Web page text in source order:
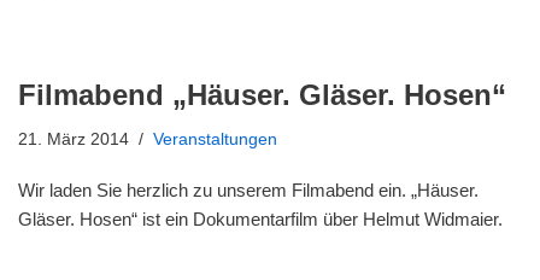
Filmabend „Häuser. Gläser. Hosen“
21. März 2014 Veranstaltungen
Wir laden Sie herzlich zu unserem Filmabend ein. „Häuser.
Gläser. Hosen“ ist ein Dokumentarfilm über Helmut Widmaier.